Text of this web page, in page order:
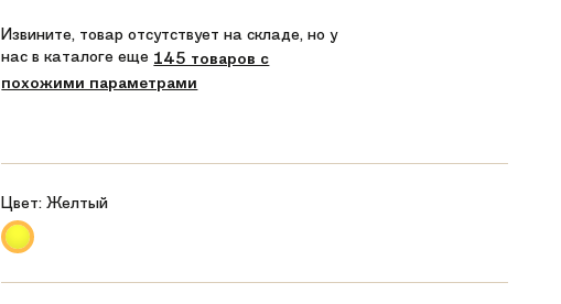
Извините, товар отсутствует на складе, но у
нас в каталоге еще 145 товаров с
похожими параметрами
Цвет:Желтый